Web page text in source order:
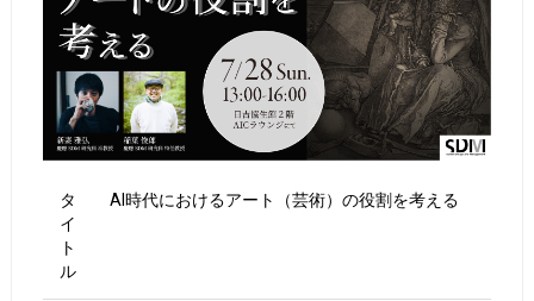
タ
イ
ト
ル
AI時代におけるアート（芸術）の役割を考える